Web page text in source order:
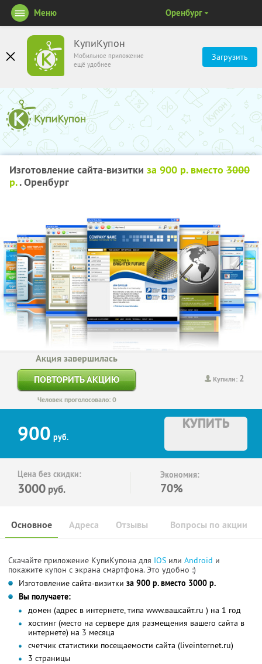
КупиКупон
Мобильное приложение
ещё удобнее
Загрузить
Меню Оренбург
Изготовление сайта-визитки за 900 р. вместо 3000
р.. Оренбург
Купили: 2
Акция завершилась
ПОВТОРИТЬ АКЦИЮ
Человек проголосовало: 0
900 руб.
КУПИТЬ
Цена без скидки:
3000 руб.
Экономия:
70%
Основное Отзывы Вопросы по акции
Адреса
Скачайте приложение КупиКупона для IOS или Android и
покажите купон с экрана смартфона. Это удобно :)
Изготовление сайта-визитки за 900 р. вместо 3000 р.
Вы получаете:
домен (адрес в интернете, типа www.вашсайт.ru ) на 1 год
хостинг (место на сервере для размещения вашего сайта в
интернете) на 3 месяца
счетчик статистики посещаемости сайта (liveinternet.ru)
3 страницы